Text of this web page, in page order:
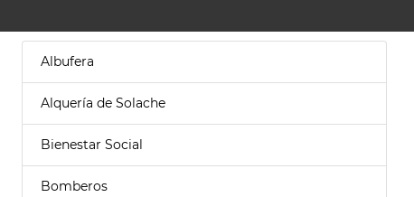
Albufera
Alquería de Solache
Bienestar Social
Bomberos